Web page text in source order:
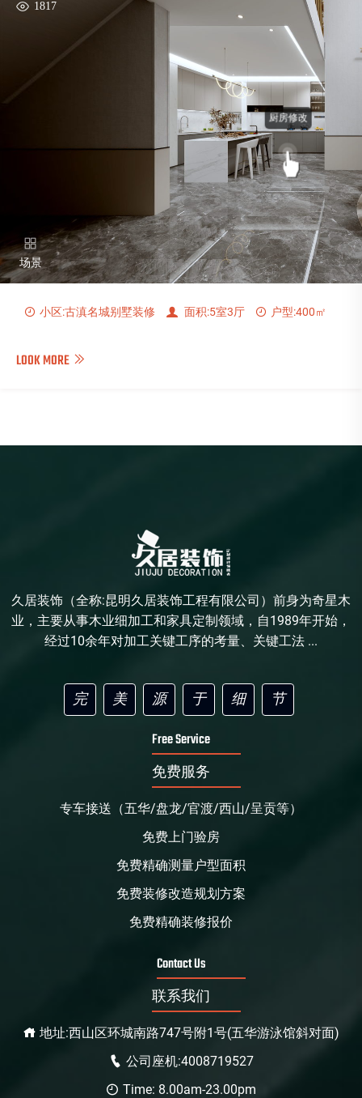
小区:古滇名城别墅装修 面积:5室3厅 户型:400㎡
LOOK MORE
久居装饰（全称:昆明久居装饰工程有限公司）前身为奇星木
业，主要从事木业细加工和家具定制领域，自1989年开始，
经过10余年对加工关键工序的考量、关键工法 ...
完 美 源 于 细
节
Free Service
免费服务
专车接送（五华/盘龙/官渡/西山/呈贡等）
免费上门验房
免费精确测量户型面积
免费装修改造规划方案
免费精确装修报价
Contact Us
联系我们
地址:西山区环城南路747号附1号(五华游泳馆斜对面)
公司座机:4008719527
Time: 8.00am-23.00pm